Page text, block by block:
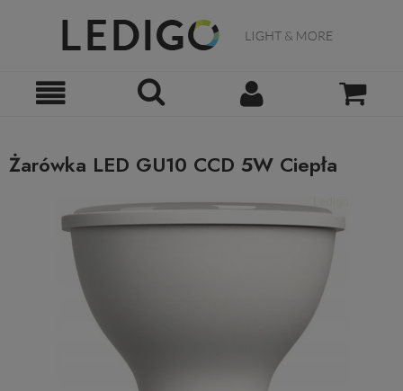
Żarówka LED GU10 CCD 5W Ciepła